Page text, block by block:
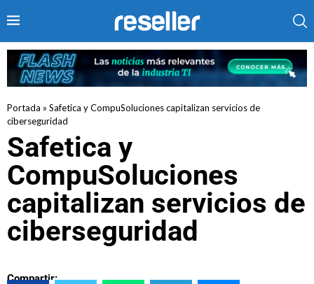
Portada » Safetica y CompuSoluciones capitalizan servicios de
ciberseguridad
Safetica y
CompuSoluciones
capitalizan servicios de
ciberseguridad
Compartir: